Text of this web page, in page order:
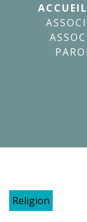
ACCUEIL
Religion